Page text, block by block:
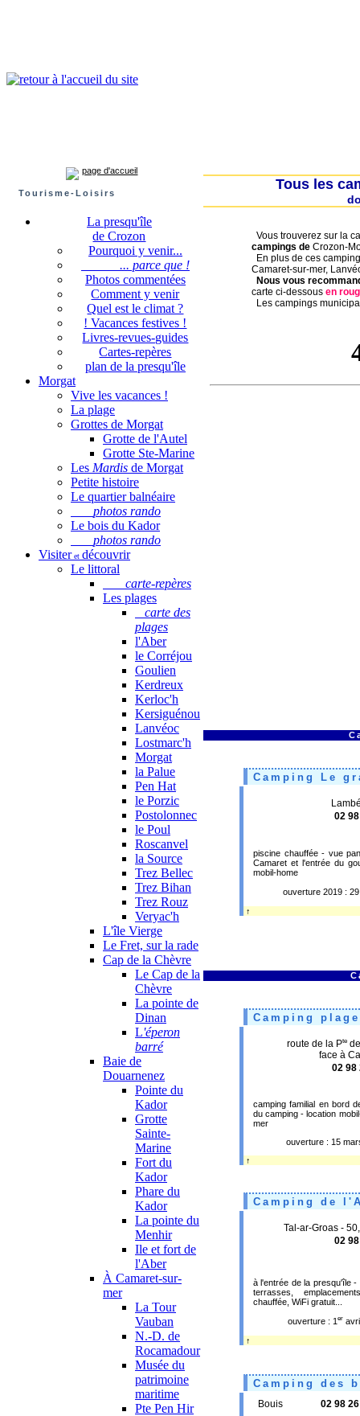
page d'accueil
Tourisme-Loisirs
La presqu'île
de Crozon
Pourquoi y venir...
... parce que !
Photos commentées
Comment y venir
Quel est le climat ?
! Vacances festives !
Livres-revues-guides
Cartes-repères
plan de la presqu'île
Morgat
Vive les vacances !
La plage
Grottes de Morgat
Grotte de l'Autel
Grotte Ste-Marine
Les Mardis de Morgat
Petite histoire
Le quartier balnéaire
photos rando
Le bois du Kador
photos rando
Visiteret découvrir
Le littoral
carte-repères
Les plages
carte des
plages
l'Aber
le Corréjou
Goulien
Kerdreux
Kerloc'h
Kersiguénou
Lanvéoc
Lostmarc'h
Morgat
la Palue
Pen Hat
le Porzic
Postolonnec
le Poul
Roscanvel
la Source
Trez Bellec
Trez Bihan
Trez Rouz
Veryac'h
L'île Vierge
Le Fret, sur la rade
Cap de la Chèvre
Le Cap de la
Chèvre
La pointe de
Dinan
L'éperon
barré
Baie de
Douarnenez
Pointe du
Kador
Grotte
Sainte-
Marine
Fort du
Kador
Phare du
Kador
La pointe du
Menhir
Ile et fort de
l'Aber
À Camaret-sur-
mer
La Tour
Vauban
N.-D. de
Rocamadour
Musée du
patrimoine
maritime
Pte Pen Hir
Tous les
Vous trouverez sur la
campings de Crozon-
En plus de ces
Camaret-sur-mer,
Nous vous
carte ci-dessous en
Les campings
Camping Le
02
piscine chauffée - vue
Camaret et l'entrée du
mobil-home
ouverture 2019 :
↑
Camping
route de la Pte
face à
02 98
camping familial en bord
du camping - location
mer
ouverture : 15
↑
Camping de
Tal-ar-Groas -
02
à l'entrée de la presqu'île
terrasses,
chauffée, WiFi gratuit...
ouverture : 1 er
↑
Camping des
Bouis 02 98